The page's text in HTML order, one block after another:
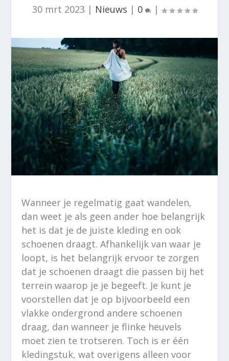
30 mrt 2023 | Nieuws | 0 |
Wanneer je regelmatig gaat wandelen,
dan weet je als geen ander hoe belangrijk
het is dat je de juiste kleding en ook
schoenen draagt. Afhankelijk van waar je
loopt, is het belangrijk ervoor te zorgen
dat je schoenen draagt die passen bij het
terrein waarop je je begeeft. Je kunt je
voorstellen dat je op bijvoorbeeld een
vlakke ondergrond andere schoenen
draag, dan wanneer je flinke heuvels
moet zien te trotseren. Toch is er één
kledingstuk, wat overigens alleen voor